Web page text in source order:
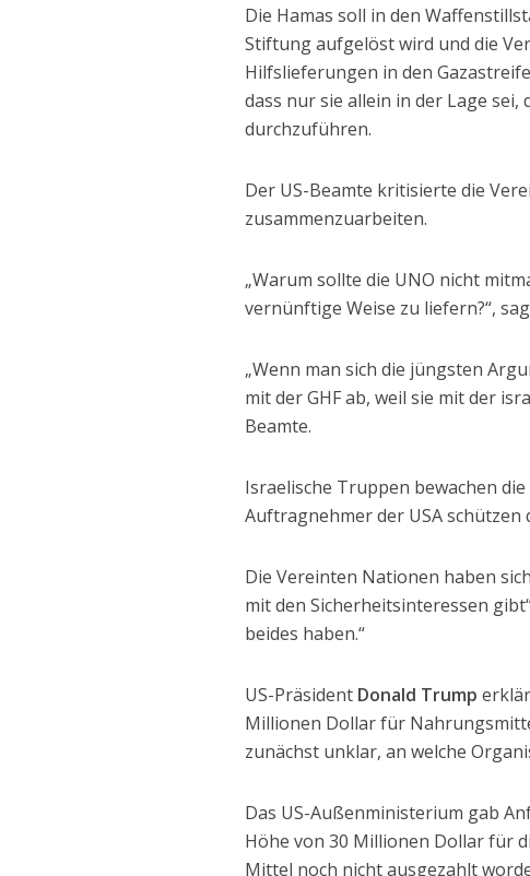
Die Hamas soll in den
Stiftung aufgelöst wird und die
Hilfslieferungen in den
dass nur sie allein in der Lage
durchzuführen.
Der US-Beamte kritisierte die
zusammenzuarbeiten.
„Warum sollte die UNO nicht
vernünftige Weise zu liefern?“,
„Wenn man sich die jüngsten
mit der GHF ab, weil sie mit der
Beamte.
Israelische Truppen bewachen
Auftragnehmer der USA schützen
Die Vereinten Nationen haben
mit den Sicherheitsinteressen
beides haben.“
US-Präsident Donald Trump
Millionen Dollar für
zunächst unklar, an welche
Das US-Außenministerium gab
Höhe von 30 Millionen Dollar für
Mittel noch nicht ausgezahlt